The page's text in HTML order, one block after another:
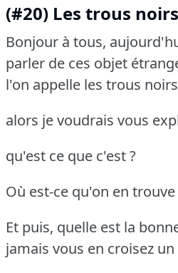
(#20) Les trous
Bonjour à tous,
parler de ces objet
l'on appelle les trous noirs
alors je voudrais vous
qu'est ce que c'est ?
Où est-ce qu'on en trouve
Et puis, quelle est la
jamais vous en croisez un